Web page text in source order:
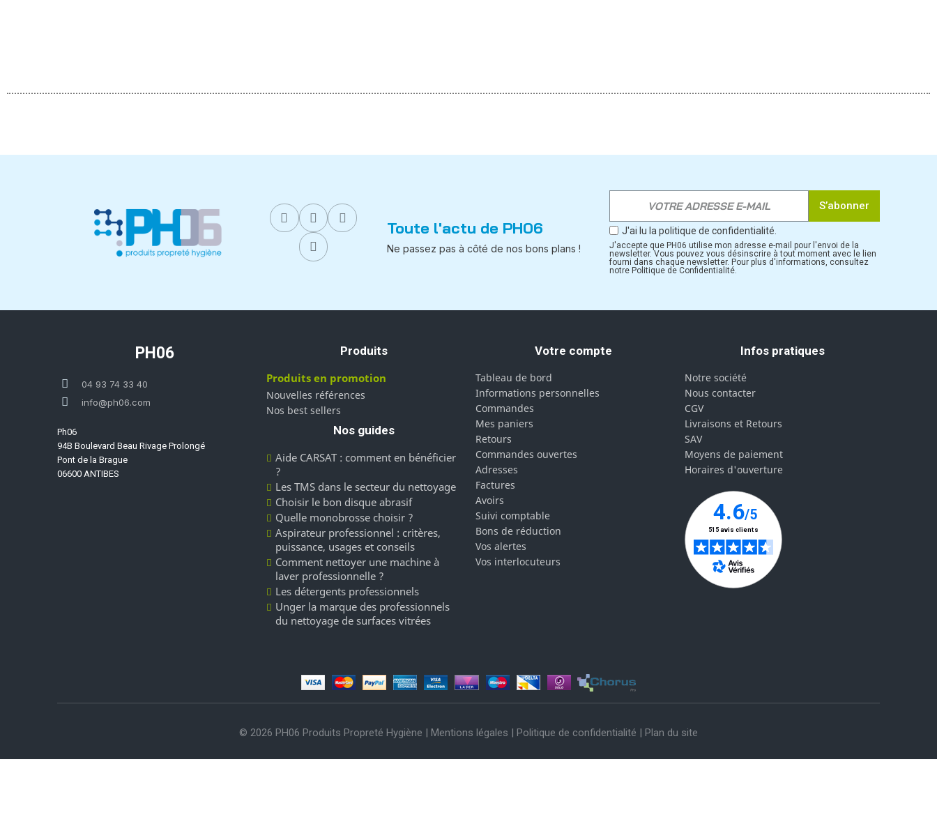
Toute l'actu de PH06
Ne passez pas à côté de nos bons plans !
S’abonner
J'ai lu la politique de confidentialité.
J'accepte que PH06 utilise mon adresse e-mail pour l'envoi de la
newsletter. Vous pouvez vous désinscrire à tout moment avec le lien
fourni dans chaque newsletter. Pour plus d'informations, consultez
notre Politique de Confidentialité.
PH06
04 93 74 33 40
info@ph06.com
Ph06
94B Boulevard Beau Rivage Prolongé
Pont de la Brague
06600 ANTIBES
Produits
Produits en promotion
Nouvelles références
Nos best sellers
Nos guides
Aide CARSAT : comment en bénéficier
?
Les TMS dans le secteur du nettoyage
Choisir le bon disque abrasif
Quelle monobrosse choisir ?
Aspirateur professionnel : critères,
puissance, usages et conseils
Comment nettoyer une machine à
laver professionnelle ?
Les détergents professionnels
Unger la marque des professionnels
du nettoyage de surfaces vitrées
Votre compte
Tableau de bord
Informations personnelles
Commandes
Mes paniers
Retours
Commandes ouvertes
Adresses
Factures
Avoirs
Suivi comptable
Bons de réduction
Vos alertes
Vos interlocuteurs
Infos pratiques
Notre société
Nous contacter
CGV
Livraisons et Retours
SAV
Moyens de paiement
Horaires d'ouverture
© 2026 PH06 Produits Propreté Hygiène | Mentions légales | Politique de confidentialité | Plan du site